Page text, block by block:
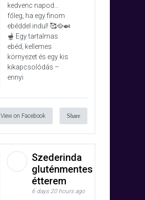
kedvenc napod…
főleg, ha egy finom
ebéddel indul! 🥰🥘🍛
🫕 Egy tartalmas
ebéd, kellemes
környezet és egy kis
kikapcsolódás –
ennyi
View on Facebook Share
Szederinda
gluténmentes
étterem
6 days 20 hours ago